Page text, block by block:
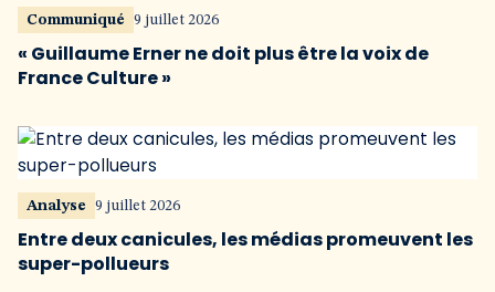
Communiqué 9 juillet 2026
« Guillaume Erner ne doit plus être la voix de
France Culture »
Analyse 9 juillet 2026
Entre deux canicules, les médias promeuvent les
super-pollueurs